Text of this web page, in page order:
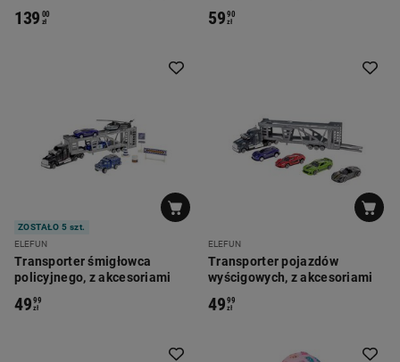
139 00
zł 5990
zł
ZOSTAŁO 5 szt.
ELEFUN
Transporter śmigłowca
policyjnego, z akcesoriami
4999
zł
ELEFUN
Transporter pojazdów
wyścigowych, z akcesoriami
4999
zł